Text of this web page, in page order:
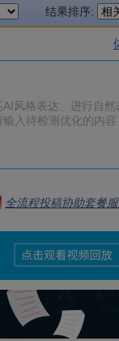
结果排序:
全流程投稿协助套餐